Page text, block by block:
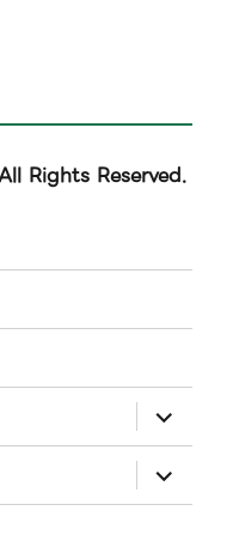
Rights Reserved.
サ
ブ
メ
ニ
ュ
ー
サ
ブ
メ